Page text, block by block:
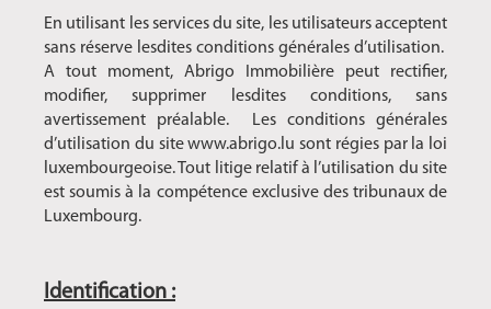
En utilisant les services du site, les utilisateurs acceptent
sans réserve lesdites conditions générales d’utilisation.
A tout moment, Abrigo Immobilière peut rectifier,
modifier, supprimer lesdites conditions, sans
avertissement préalable. Les conditions générales
d’utilisation du site www.abrigo.lu sont régies par la loi
luxembourgeoise. Tout litige relatif à l’utilisation du site
est soumis à la compétence exclusive des tribunaux de
Luxembourg.
Identification :